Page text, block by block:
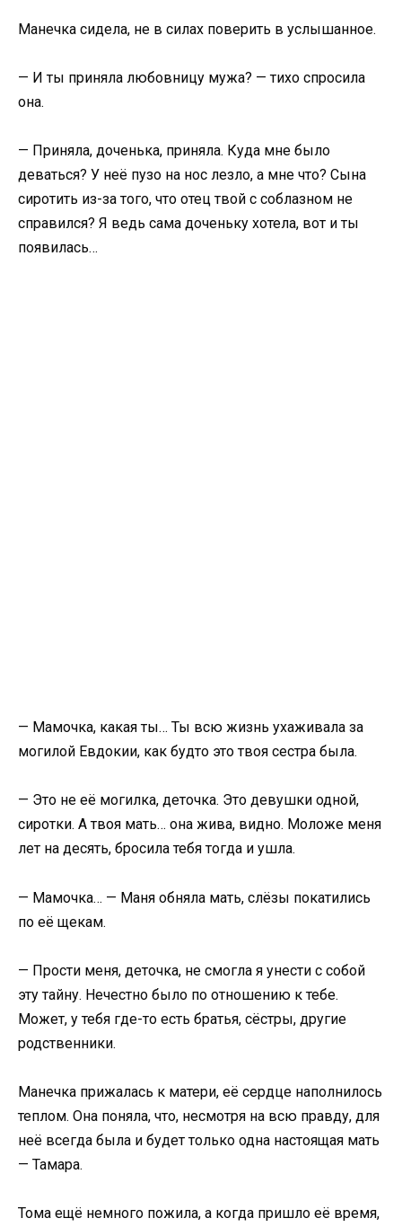
Манечка сидела, не в силах поверить в услышанное.
— И ты приняла любовницу мужа? — тихо спросила
она.
— Приняла, доченька, приняла. Куда мне было
деваться? У неё пузо на нос лезло, а мне что? Сына
сиротить из-за того, что отец твой с соблазном не
справился? Я ведь сама доченьку хотела, вот и ты
появилась…
— Мамочка, какая ты… Ты всю жизнь ухаживала за
могилой Евдокии, как будто это твоя сестра была.
— Это не её могилка, деточка. Это девушки одной,
сиротки. А твоя мать… она жива, видно. Моложе меня
лет на десять, бросила тебя тогда и ушла.
— Мамочка… — Маня обняла мать, слёзы покатились
по её щекам.
— Прости меня, деточка, не смогла я унести с собой
эту тайну. Нечестно было по отношению к тебе.
Может, у тебя где-то есть братья, сёстры, другие
родственники.
Манечка прижалась к матери, её сердце наполнилось
теплом. Она поняла, что, несмотря на всю правду, для
неё всегда была и будет только одна настоящая мать
— Тамара.
Тома ещё немного пожила, а когда пришло её время,